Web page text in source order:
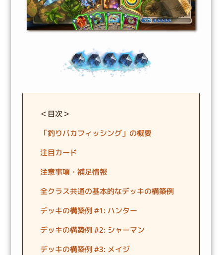
＜目次＞
「釣りバカフィッシング」の概要
注目カード
注意事項・補足情報
全クラス共通の基本的なデッキの構築例
デッキの構築例 #1: ハンター
デッキの構築例 #2: シャーマン
デッキの構築例 #3: メイジ